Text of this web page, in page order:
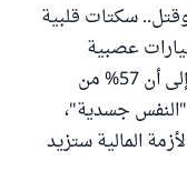
سكتات قلبية
عصبية
وأزمات نفسية..وانتهت بعض الدراسات إلى أن 57% من
"النفس جسدية"،
المالية ستزيد